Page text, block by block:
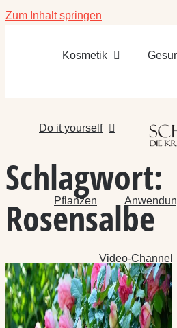
Zum Inhalt springen
Kosmetik
Do it yourself
Pflanzen
Video-Channel
Schlagwort:
Rosensalbe